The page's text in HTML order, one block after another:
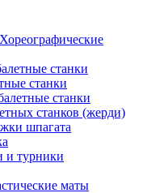
Хореографические
станки
станки
станки
станков (жерди)
шпагата
и турники
маты